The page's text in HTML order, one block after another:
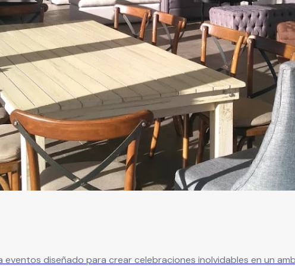
diseñado para crear celebraciones inolvidables en un